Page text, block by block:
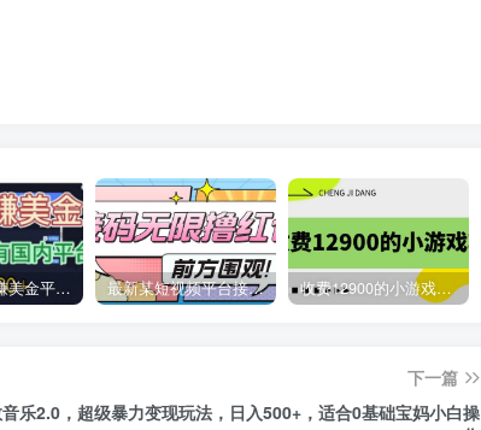
国外玩游戏赚美金平台，一个游戏60+，收益碾压国内所有平台 最新某短视频平台接码看广告，无限撸1.3元项目【软件+详细操作教程】 收费12900的小游戏项目，单机收益30+，独家养号方法
下一篇
乐2.0，超级暴力变现玩法，日入500+，适合0基础宝妈小白操